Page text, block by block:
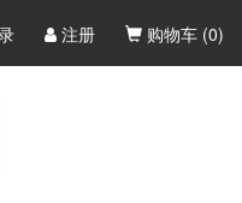
注册 购物车 (0)
务
基于浏览
子邮件营